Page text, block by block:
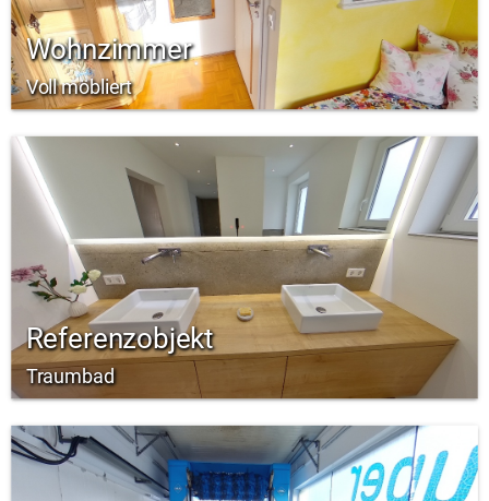
Wohnzimmer
Voll möbliert
Referenzobjekt
Traumbad